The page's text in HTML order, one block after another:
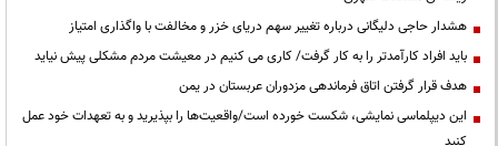
هشدار حاجی دلیگانی درباره تغییر سهم دریای خزر و مخالفت با واگذاری امتیاز
باید افراد کارآمدتر را به کار گرفت/ کاری می کنیم در معیشت مردم مشکلی پیش نیاید
هدف قرار گرفتن اتاق‌ فرماندهی مزدوران عربستان در یمن
این دیپلماسی نمایشی، شکست خورده است/واقعیت‌ها را بپذیرید و به تعهدات خود عمل
کنید